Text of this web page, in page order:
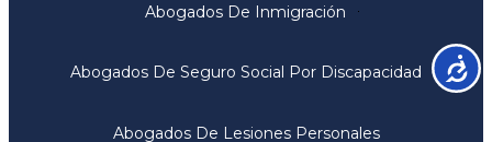
Abogados De Inmigración
Abogados De Seguro Social Por Discapacidad
Abogados De Lesiones Personales